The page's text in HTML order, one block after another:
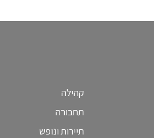
קהילה
תחבורה
תיירות ונופש